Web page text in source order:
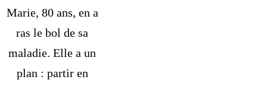
Marie, 80 ans, en a
ras le bol de sa
maladie. Elle a un
plan : partir en